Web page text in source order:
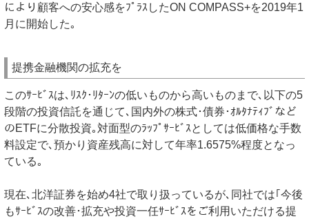
により顧客への安心感をﾌﾟﾗｽしたON COMPASS+を2019年1
月に開始した｡
提携金融機関の拡充を
このｻｰﾋﾞｽは､ﾘｽｸ･ﾘﾀｰﾝの低いものから高いものまで､以下の5
段階の投資信託を通じて､国内外の株式･債券･ｵﾙﾀﾅﾃｨﾌﾞなど
のETFに分散投資｡対面型のﾗｯﾌﾟｻｰﾋﾞｽとしては低価格な手数
料設定で､預かり資産残高に対して年率1.6575%程度となっ
ている｡
現在､北洋証券を始め4社で取り扱っているが､同社では｢今後
もｻｰﾋﾞｽの改善･拡充や投資一任ｻｰﾋﾞｽをご利用いただける提